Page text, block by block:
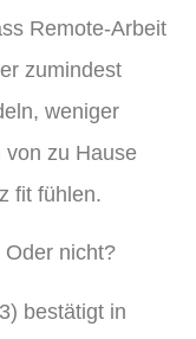
Remote-Arbeit
zumindest
weniger
von zu Hause
fit fühlen.
Oder nicht?
bestätigt in